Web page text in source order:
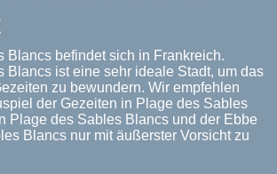
Blancs befindet sich in Frankreich.
Blancs ist eine sehr ideale Stadt, um das
zu bewundern. Wir empfehlen
der Gezeiten in Plage des Sables
Plage des Sables Blancs und der Ebbe
Blancs nur mit äußerster Vorsicht zu